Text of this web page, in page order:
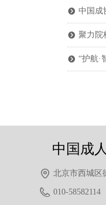
뀹 中国成
뀹 聚力院
뀹 “护航·
北京市西城区
010-58582114
中国成